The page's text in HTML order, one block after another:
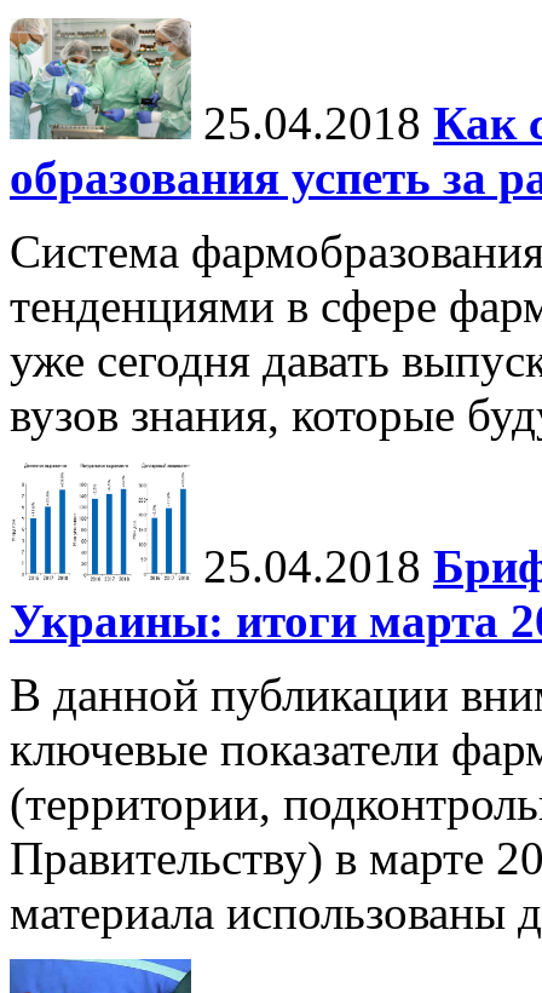
25.04.2018 Как
образования успеть за
Система
тенденциями в сфере
уже сегодня давать
вузов знания, которые
25.04.2018
Украины: итоги марта
В данной публикации
ключевые показатели
(территории,
Правительству) в марте
материала использованы